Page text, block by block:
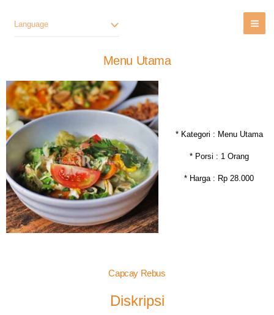
Language
Menu Utama
* Kategori : Menu Utama
* Porsi : 1 Orang
* Harga : Rp 28.000
Capcay Rebus
Diskripsi